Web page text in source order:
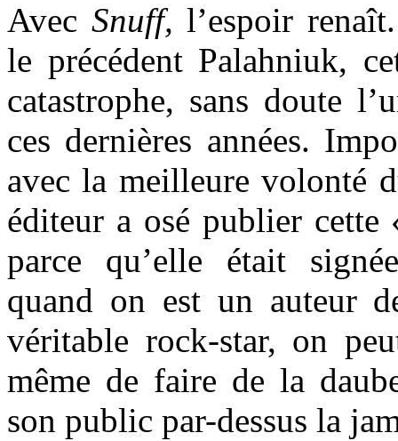
Avec Snuff, l’espoir
le précédent Palahniuk,
catastrophe, sans doute
ces dernières années.
avec la meilleure volonté
éditeur a osé publier cette
parce qu’elle était
quand on est un auteur
véritable rock-star, on
même de faire de la
son public par-dessus la